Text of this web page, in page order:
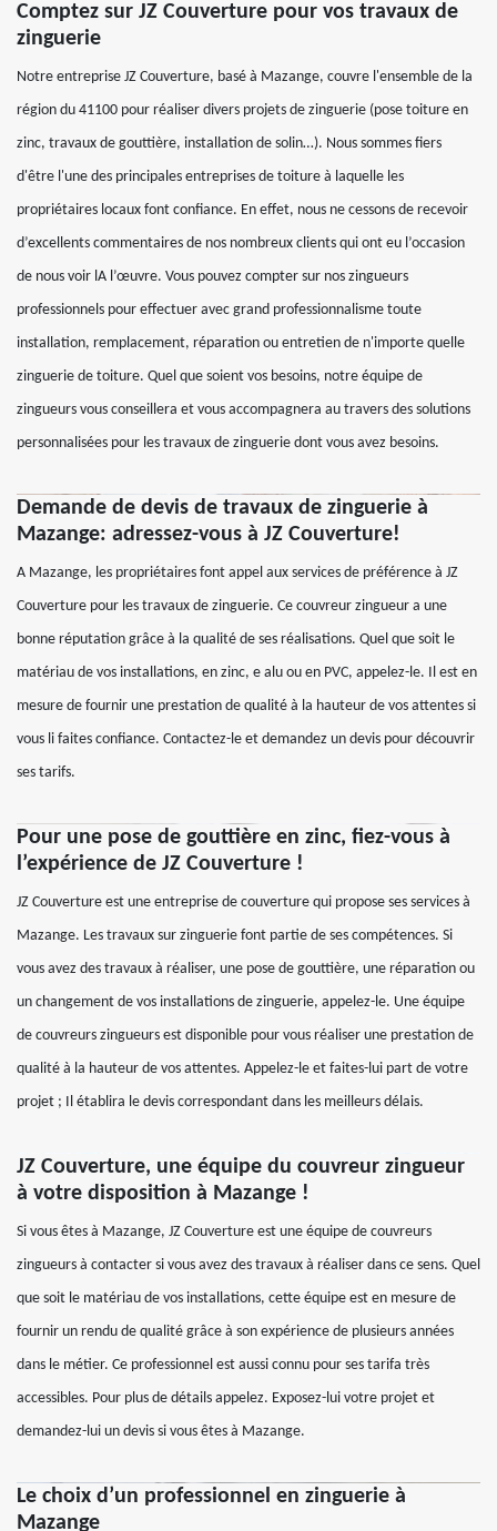
Comptez sur JZ Couverture pour vos travaux de
zinguerie
Notre entreprise JZ Couverture, basé à Mazange, couvre l'ensemble de la
région du 41100 pour réaliser divers projets de zinguerie (pose toiture en
zinc, travaux de gouttière, installation de solin…). Nous sommes fiers
d'être l'une des principales entreprises de toiture à laquelle les
propriétaires locaux font confiance. En effet, nous ne cessons de recevoir
d’excellents commentaires de nos nombreux clients qui ont eu l’occasion
de nous voir lA l’œuvre. Vous pouvez compter sur nos zingueurs
professionnels pour effectuer avec grand professionnalisme toute
installation, remplacement, réparation ou entretien de n'importe quelle
zinguerie de toiture. Quel que soient vos besoins, notre équipe de
zingueurs vous conseillera et vous accompagnera au travers des solutions
personnalisées pour les travaux de zinguerie dont vous avez besoins.
Demande de devis de travaux de zinguerie à
Mazange: adressez-vous à JZ Couverture!
A Mazange, les propriétaires font appel aux services de préférence à JZ
Couverture pour les travaux de zinguerie. Ce couvreur zingueur a une
bonne réputation grâce à la qualité de ses réalisations. Quel que soit le
matériau de vos installations, en zinc, e alu ou en PVC, appelez-le. Il est en
mesure de fournir une prestation de qualité à la hauteur de vos attentes si
vous li faites confiance. Contactez-le et demandez un devis pour découvrir
ses tarifs.
Pour une pose de gouttière en zinc, fiez-vous à
l’expérience de JZ Couverture !
JZ Couverture est une entreprise de couverture qui propose ses services à
Mazange. Les travaux sur zinguerie font partie de ses compétences. Si
vous avez des travaux à réaliser, une pose de gouttière, une réparation ou
un changement de vos installations de zinguerie, appelez-le. Une équipe
de couvreurs zingueurs est disponible pour vous réaliser une prestation de
qualité à la hauteur de vos attentes. Appelez-le et faites-lui part de votre
projet ; Il établira le devis correspondant dans les meilleurs délais.
JZ Couverture, une équipe du couvreur zingueur
à votre disposition à Mazange !
Si vous êtes à Mazange, JZ Couverture est une équipe de couvreurs
zingueurs à contacter si vous avez des travaux à réaliser dans ce sens. Quel
que soit le matériau de vos installations, cette équipe est en mesure de
fournir un rendu de qualité grâce à son expérience de plusieurs années
dans le métier. Ce professionnel est aussi connu pour ses tarifa très
accessibles. Pour plus de détails appelez. Exposez-lui votre projet et
demandez-lui un devis si vous êtes à Mazange.
Le choix d’un professionnel en zinguerie à
Mazange